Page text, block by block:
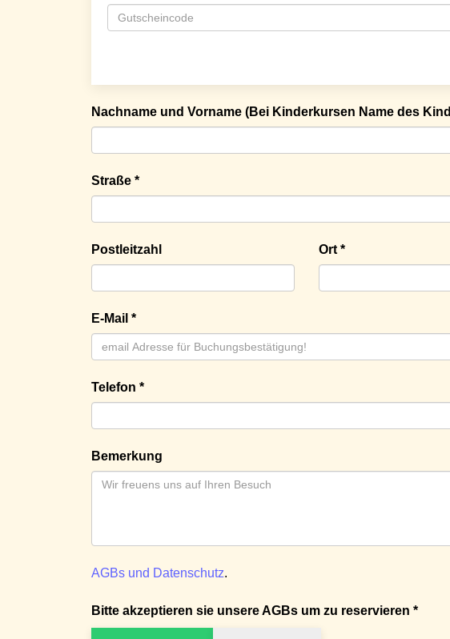
Nachname und Vorname (Bei Kinderkursen Name des
Straße *
Postleitzahl Ort *
E-Mail *
Telefon *
Bemerkung
AGBs und Datenschutz.
Bitte akzeptieren sie unsere AGBs um zu reservieren *